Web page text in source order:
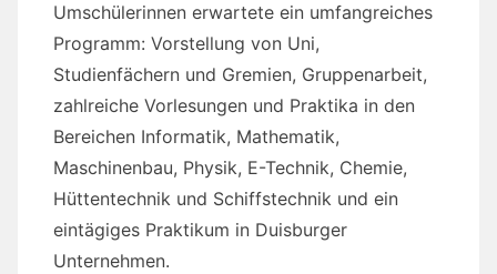
Umschülerinnen erwartete ein umfangreiches
Programm: Vorstellung von Uni,
Studienfächern und Gremien, Gruppenarbeit,
zahlreiche Vorlesungen und Praktika in den
Bereichen Informatik, Mathematik,
Maschinenbau, Physik, E-Technik, Chemie,
Hüttentechnik und Schiffstechnik und ein
eintägiges Praktikum in Duisburger
Unternehmen.